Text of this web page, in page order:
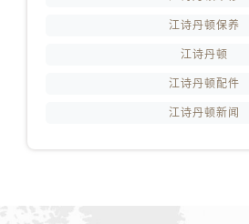
江诗丹顿保养
江诗丹顿
江诗丹顿配件
江诗丹顿新闻